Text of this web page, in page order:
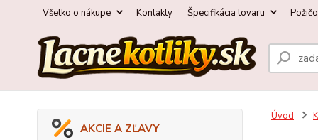
Všetko o nákupe Kontakty Špecifikácia tovaru
AKCIE A ZĽAVY
Úvod